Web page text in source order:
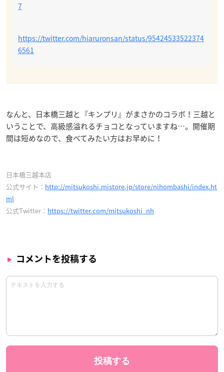
7
https://twitter.com/hiaruronsan/status/95424533522374
6561
なんと、日本橋三越と『キンプリ』がまさかのコラボ！三越と
いうことで、高級感溢れるチョコとなっていますね…。開催期
間は短めなので、食べてみたい方はお早めに！
日本橋三越本店
公式サイト： http://mitsukoshi.mistore.jp/store/nihombashi/index.ht
ml
公式Twitter： https://twitter.com/mitsukoshi_nh
コメントを投稿する